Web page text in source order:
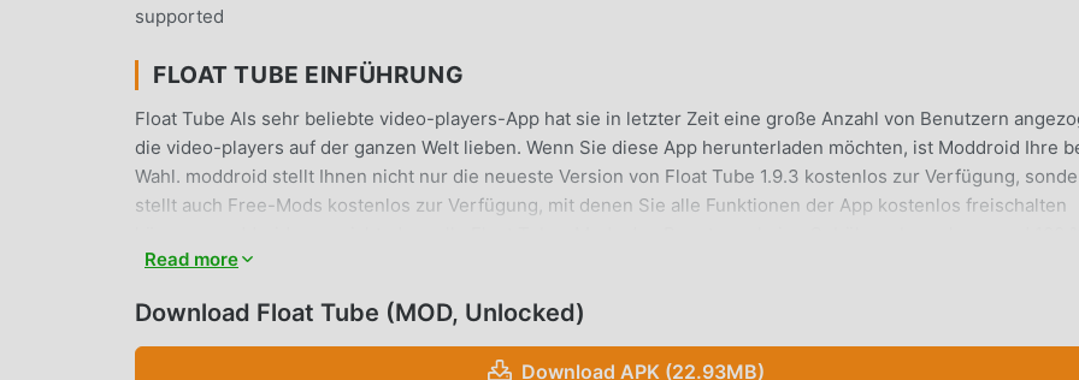
supported
FLOAT TUBE EINFÜHRUNG
Float Tube Als sehr beliebte video-players-App hat sie in letzter Zeit eine große Anzahl von Benutzern
die video-players auf der ganzen Welt lieben. Wenn Sie diese App herunterladen möchten, ist Moddroid Ihre
Wahl. moddroid stellt Ihnen nicht nur die neueste Version von Float Tube 1.9.3 kostenlos zur Verfügung,
stellt auch Free-Mods kostenlos zur Verfügung, mit denen Sie alle Funktionen der App kostenlos freischalten
sicher, verfügbar und kostenlos zu installieren sind. Laden Sie einfach den Moddroid-Client herunter, Sie
herunter!
Read more
Download Float Tube (MOD, Unlocked)
Download APK (22.93MB)